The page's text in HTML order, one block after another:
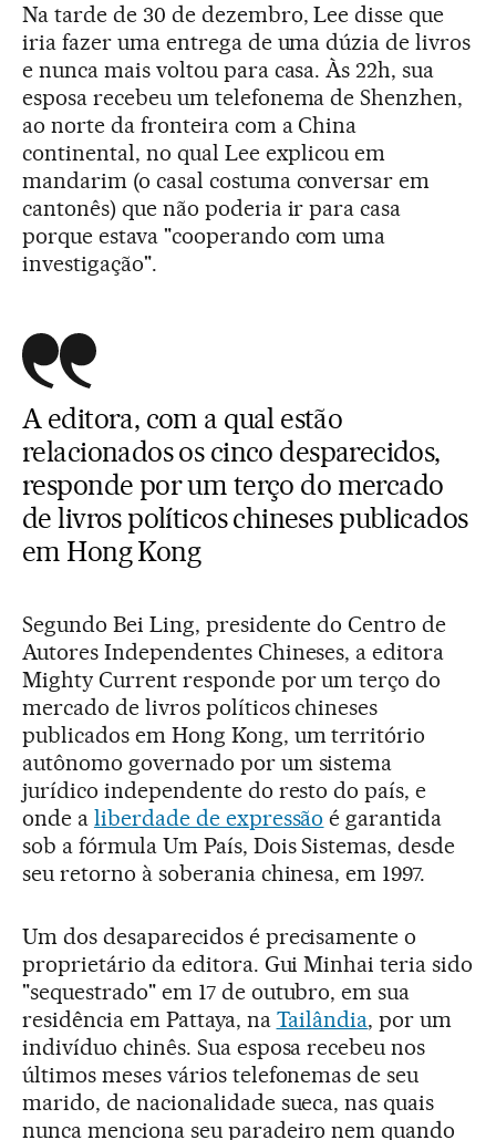
Na tarde de 30 de dezembro, Lee disse que
iria fazer uma entrega de uma dúzia de livros
e nunca mais voltou para casa. Às 22h, sua
esposa recebeu um telefonema de Shenzhen,
ao norte da fronteira com a China
continental, no qual Lee explicou em
mandarim (o casal costuma conversar em
cantonês) que não poderia ir para casa
porque estava "cooperando com uma
investigação".
A editora, com a qual estão
relacionados os cinco desparecidos,
responde por um terço do mercado
de livros políticos chineses publicados
em Hong Kong
Segundo Bei Ling, presidente do Centro de
Autores Independentes Chineses, a editora
Mighty Current responde por um terço do
mercado de livros políticos chineses
publicados em Hong Kong, um território
autônomo governado por um sistema
jurídico independente do resto do país, e
onde a liberdade de expressão é garantida
sob a fórmula Um País, Dois Sistemas, desde
seu retorno à soberania chinesa, em 1997.
Um dos desaparecidos é precisamente o
proprietário da editora. Gui Minhai teria sido
"sequestrado" em 17 de outubro, em sua
residência em Pattaya, na Tailândia, por um
indivíduo chinês. Sua esposa recebeu nos
últimos meses vários telefonemas de seu
marido, de nacionalidade sueca, nas quais
nunca menciona seu paradeiro nem quando